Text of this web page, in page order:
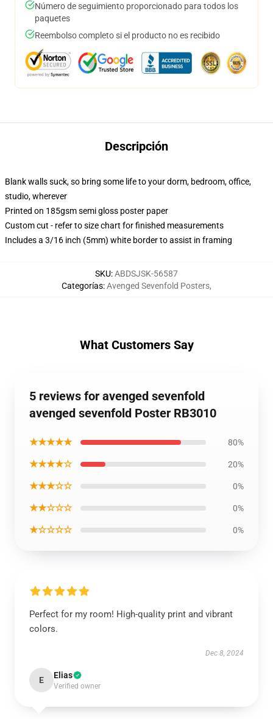
Número de seguimiento proporcionado para todos los
paquetes
Reembolso completo si el producto no es recibido
Descripción
Blank walls suck, so bring some life to your dorm, bedroom, office,
studio, wherever
Printed on 185gsm semi gloss poster paper
Custom cut - refer to size chart for finished measurements
Includes a 3/16 inch (5mm) white border to assist in framing
SKU:ABDSJSK-56587
Categorías:Avenged Sevenfold Posters,
What Customers Say
5 reviews for avenged sevenfold
avenged sevenfold Poster RB3010
★★★★★ 80%
★★★★☆ 20%
★★★☆☆ 0%
★★☆☆☆ 0%
★☆☆☆☆ 0%
Perfect for my room! High-quality print and vibrant
colors.
Dec 8, 2024
E Elias
Verified owner